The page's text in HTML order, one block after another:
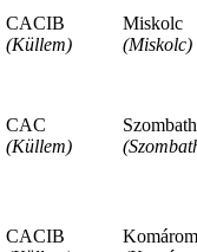
CACIB
(Küllem)
Miskolc
(Miskolc)
CAC
(Küllem)
CACIB
Komárom